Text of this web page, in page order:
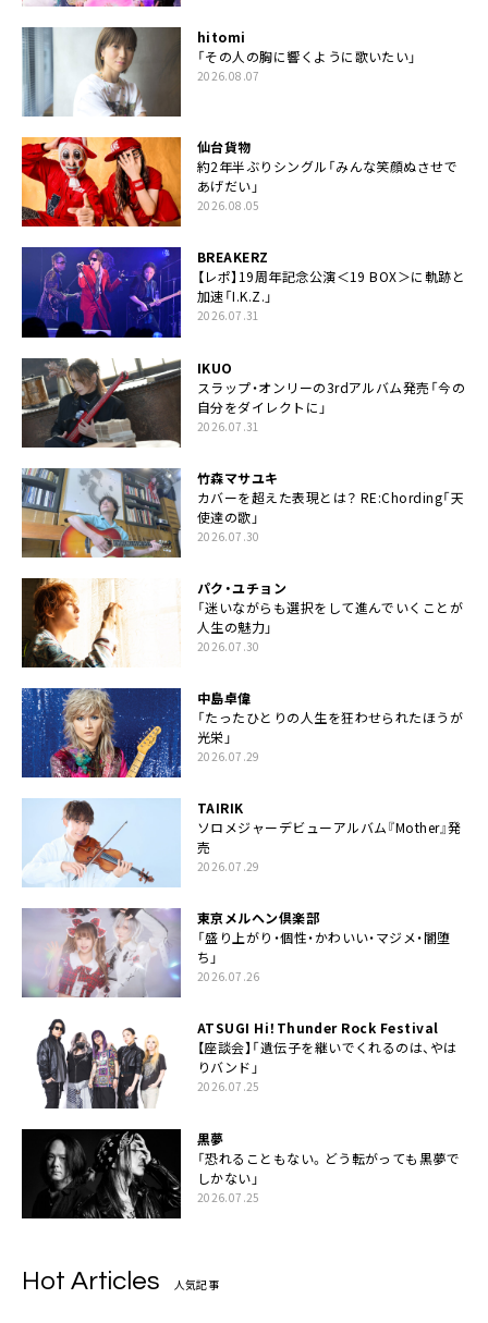
hitomi
「その人の胸に響くように歌いたい」
2026.08.07
仙台貨物
約2年半ぶりシングル「みんな笑顔ぬさせで
あげだい」
2026.08.05
BREAKERZ
【レポ】19周年記念公演＜19 BOX＞に軌跡と
加速「I.K.Z.」
2026.07.31
IKUO
スラップ・オンリーの3rdアルバム発売「今の
自分をダイレクトに」
2026.07.31
竹森マサユキ
カバーを超えた表現とは？ RE:Chording「天
使達の歌」
2026.07.30
パク・ユチョン
「迷いながらも選択をして進んでいくことが
人生の魅力」
2026.07.30
中島卓偉
「たったひとりの人生を狂わせられたほうが
光栄」
2026.07.29
TAIRIK
ソロメジャーデビューアルバム『Mother』発
売
2026.07.29
東京メルヘン倶楽部
「盛り上がり・個性・かわいい・マジメ・闇堕
ち」
2026.07.26
ATSUGI Hi！Thunder Rock Festival
【座談会】「遺伝子を継いでくれるのは、やは
りバンド」
2026.07.25
黒夢
「恐れることもない。どう転がっても黒夢で
しかない」
2026.07.25
Hot Articles 人気記事